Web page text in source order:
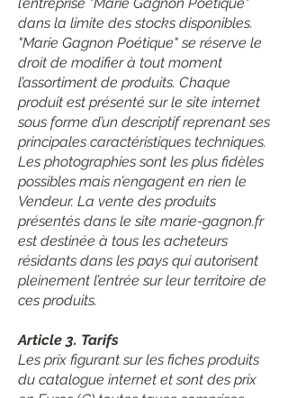
l’entreprise "Marie Gagnon Poétique"
dans la limite des stocks disponibles.
"Marie Gagnon Poétique" se réserve le
droit de modifier à tout moment
l’assortiment de produits. Chaque
produit est présenté sur le site internet
sous forme d’un descriptif reprenant ses
principales caractéristiques techniques.
Les photographies sont les plus fidèles
possibles mais n’engagent en rien le
Vendeur. La vente des produits
présentés dans le site marie-gagnon.fr
est destinée à tous les acheteurs
résidants dans les pays qui autorisent
pleinement l’entrée sur leur territoire de
ces produits.
Article 3. Tarifs
Les prix figurant sur les fiches produits
du catalogue internet et sont des prix